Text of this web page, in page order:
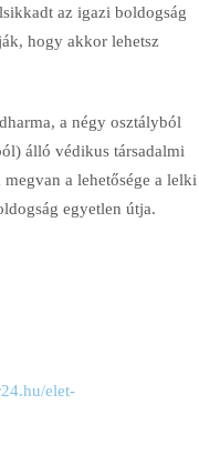
az igazi boldogság
hogy akkor lehetsz
a négy osztályból
álló védikus társadalmi
a lehetősége a lelki
egyetlen útja.
elet-